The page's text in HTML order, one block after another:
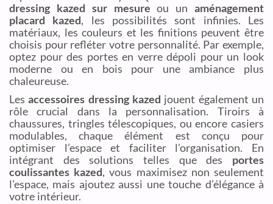
dressing kazed sur mesure ou un aménagement
placard kazed, les possibilités sont infinies. Les
matériaux, les couleurs et les finitions peuvent être
choisis pour refléter votre personnalité. Par exemple,
optez pour des portes en verre dépoli pour un look
moderne ou en bois pour une ambiance plus
chaleureuse.
Lesaccessoires dressing kazed jouent également un
rôle crucial dans la personnalisation. Tiroirs à
chaussures, tringles télescopiques, ou encore casiers
modulables, chaque élément est conçu pour
optimiser l’espace et faciliter l’organisation. En
intégrant des solutions telles que des portes
coulissantes kazed, vous maximisez non seulement
l’espace, mais ajoutez aussi une touche d’élégance à
votre intérieur.